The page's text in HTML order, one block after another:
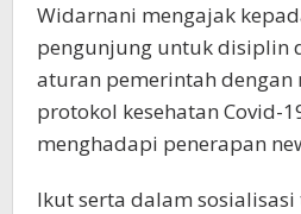
Widarnani mengajak
pengunjung untuk disiplin
aturan pemerintah dengan
protokol kesehatan Covid-
menghadapi penerapan
Ikut serta dalam sosialisasi